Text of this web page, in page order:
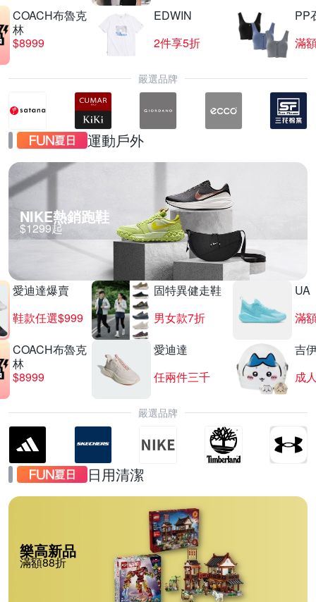
COACH布魯克
林
$8999
EDWIN
2件享5折
PP
滿
嚴選品牌
運動戶外
NIKE熱銷跑鞋
$1299起
愛迪達爆賣
鞋款任選$999
固特異健走鞋
男女款7折
UA
滿
COACH布魯克
林
$8999
愛迪達
任兩件三千
吉
嚴選品牌
日用清潔
樂高新品
滿額88折